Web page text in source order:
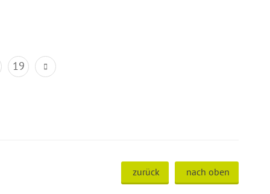
19
zurück nach oben